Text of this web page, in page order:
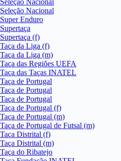
Seleção Nacional
Seleção Nacional
Super Enduro
Supertaça
Supertaça (f)
Taça da Liga (f)
Taça da Liga (m)
Taça das Regiões UEFA
Taça das Taças INATEL
Taça de Portugal
Taça de Portugal
Taça de Portugal
Taça de Portugal (f)
Taça de Portugal (m)
Taça de Portugal de Futsal (m)
Taça Distrital (f)
Taça Distrital (m)
Taça do Ribatejo